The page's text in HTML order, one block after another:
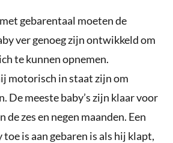
gebarentaal moeten de
ver genoeg zijn ontwikkeld om
te kunnen opnemen.
motorisch in staat zijn om
De meeste baby’s zijn klaar voor
de zes en negen maanden. Een
toe is aan gebaren is als hij klapt,